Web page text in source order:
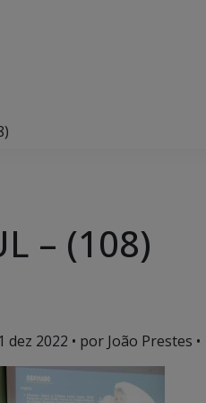
– (108)
dez 2022 • por João Prestes •